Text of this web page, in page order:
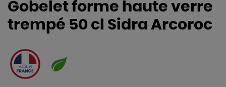
Gobelet forme haute verre
trempé 50 cl Sidra Arcoroc